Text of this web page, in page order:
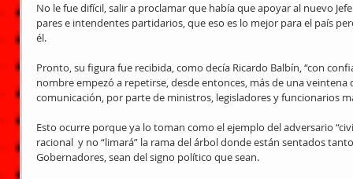
No le fue difícil, salir a proclamar que había que apoyar al nuevo
pares e intendentes partidarios, que eso es lo mejor para el país
él.
Pronto, su figura fue recibida, como decía Ricardo Balbín, “con
nombre empezó a repetirse, desde entonces, más de una veintena
comunicación, por parte de ministros, legisladores y funcionarios
Esto ocurre porque ya lo toman como el ejemplo del adversario
racional  y no “limará” la rama del árbol donde están sentados
Gobernadores, sean del signo político que sean.